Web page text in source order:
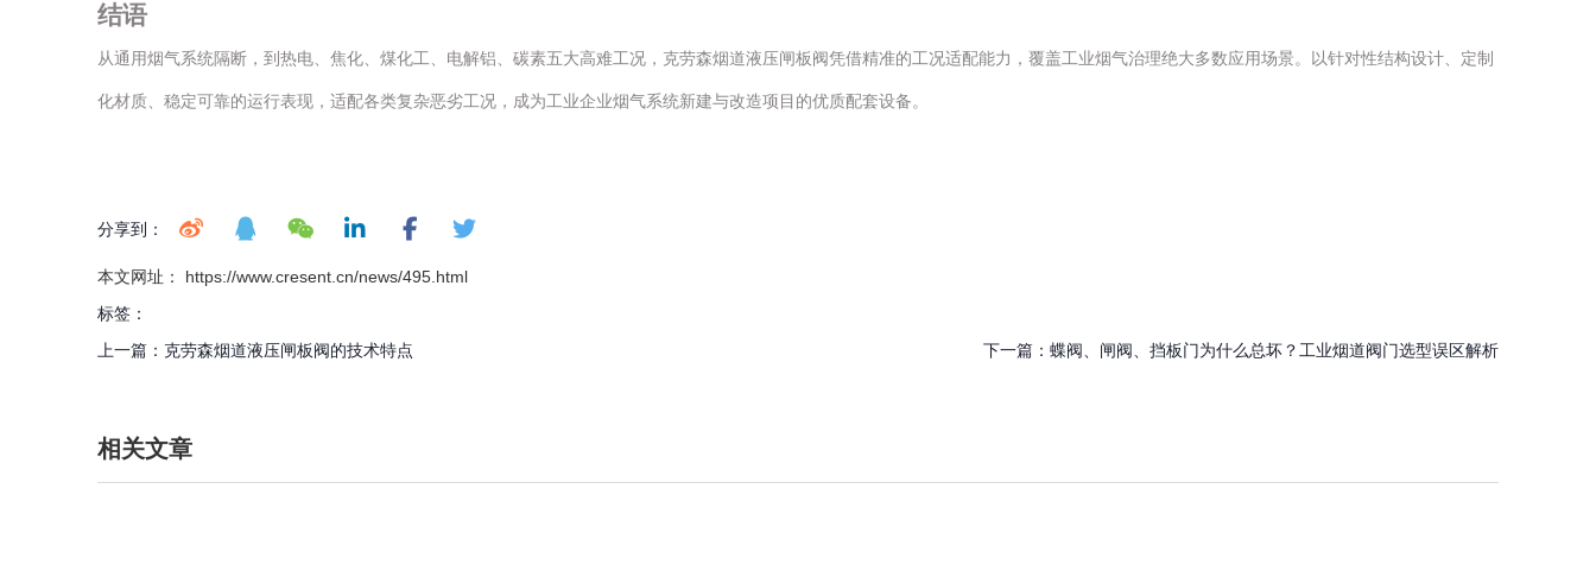
结语
从通用烟气系统隔断，到热电、焦化、煤化工、电解铝、碳素五大高难工况，克劳森烟道液压闸板阀凭借精准的工况适配能力，覆盖工业烟气治理绝大多数应用场景。以针对性结构设计、定制
化材质、稳定可靠的运行表现，适配各类复杂恶劣工况，成为工业企业烟气系统新建与改造项目的优质配套设备。
分享到：
本文网址： https://www.cresent.cn/news/495.html
标签：
上一篇： 克劳森烟道液压闸板阀的技术特点 下一篇： 蝶阀、闸阀、挡板门为什么总坏？工业烟道阀门选型误区解析
相关文章